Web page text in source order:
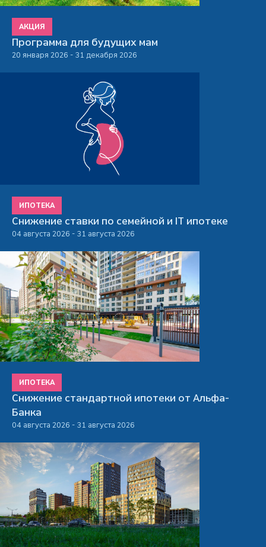
АКЦИЯ
Программа для будущих мам
20 января 2026 - 31 декабря 2026
ИПОТЕКА
Снижение ставки по семейной и IT ипотеке
04 августа 2026 - 31 августа 2026
ИПОТЕКА
Снижение стандартной ипотеки от Альфа-
Банка
04 августа 2026 - 31 августа 2026